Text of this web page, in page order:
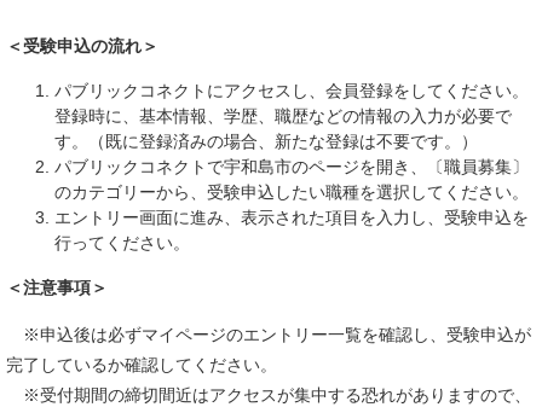
＜受験申込の流れ＞
パブリックコネクトにアクセスし、会員登録をしてください。
登録時に、基本情報、学歴、職歴などの情報の入力が必要で
す。（既に登録済みの場合、新たな登録は不要です。）
パブリックコネクトで宇和島市のページを開き、〔職員募集〕
のカテゴリーから、受験申込したい職種を選択してください。
エントリー画面に進み、表示された項目を入力し、受験申込を
行ってください。
＜注意事項＞
※申込後は必ずマイページのエントリー一覧を確認し、受験申込が
完了しているか確認してください。
※受付期間の締切間近はアクセスが集中する恐れがありますので、